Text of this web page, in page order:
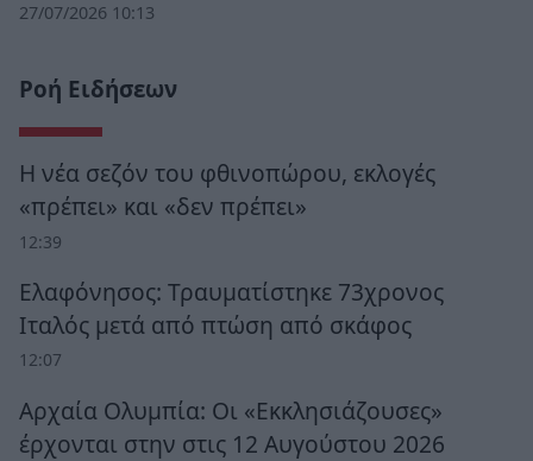
27/07/2026 10:13
Ροή Ειδήσεων
Η νέα σεζόν του φθινοπώρου, εκλογές
«πρέπει» και «δεν πρέπει»
12:39
Ελαφόνησος: Τραυματίστηκε 73χρονος
Ιταλός μετά από πτώση από σκάφος
12:07
Αρχαία Ολυμπία: Οι «Εκκλησιάζουσες»
έρχονται στην στις 12 Αυγούστου 2026